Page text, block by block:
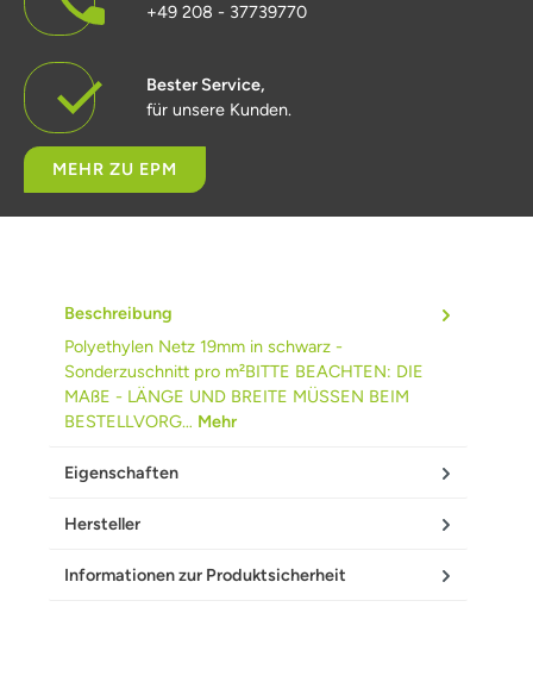
+49 208 - 37739770
Bester Service,
für unsere Kunden.
MEHR ZU EPM
Beschreibung
Polyethylen Netz 19mm in schwarz -
Sonderzuschnitt pro m²BITTE BEACHTEN: DIE
MAßE - LÄNGE UND BREITE MÜSSEN BEIM
BESTELLVORG… Mehr
Eigenschaften
Hersteller
Informationen zur Produktsicherheit